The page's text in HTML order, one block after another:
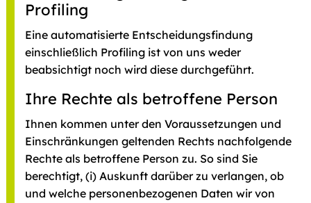
Profiling
Eine automatisierte Entscheidungsfindung
einschließlich Profiling ist von uns weder
beabsichtigt noch wird diese durchgeführt.
Ihre Rechte als betroffene Person
Ihnen kommen unter den Voraussetzungen und
Einschränkungen geltenden Rechts nachfolgende
Rechte als betroffene Person zu. So sind Sie
berechtigt, (i) Auskunft darüber zu verlangen, ob
und welche personenbezogenen Daten wir von